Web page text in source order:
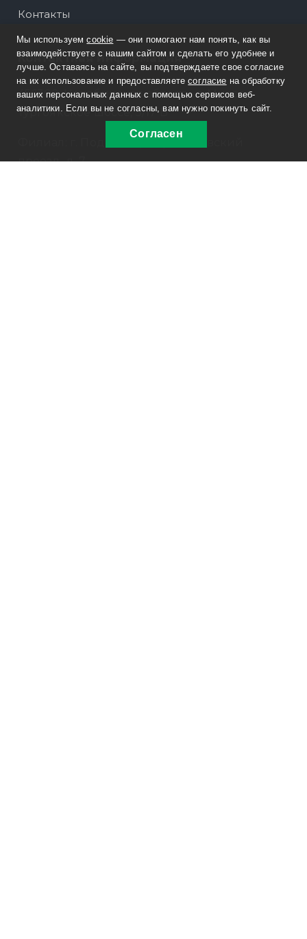
Контакты
Контактная информация
456300, Челябинская область, г. Миасс,
Тургоякское шоссе, 5/17 Б
проезд, д. 7
Мы используемcookie — они помогают нам понять, как вы
взаимодействуете с нашим сайтом и сделать его удобнее и
лучше. Оставаясь на сайте, вы подтверждаете свое согласие
на их использование и предоставляетесогласие на обработку
ваших персональных данных с помощью сервисов веб-
аналитики. Если вы не согласны, вам нужно покинуть сайт.
Согласен